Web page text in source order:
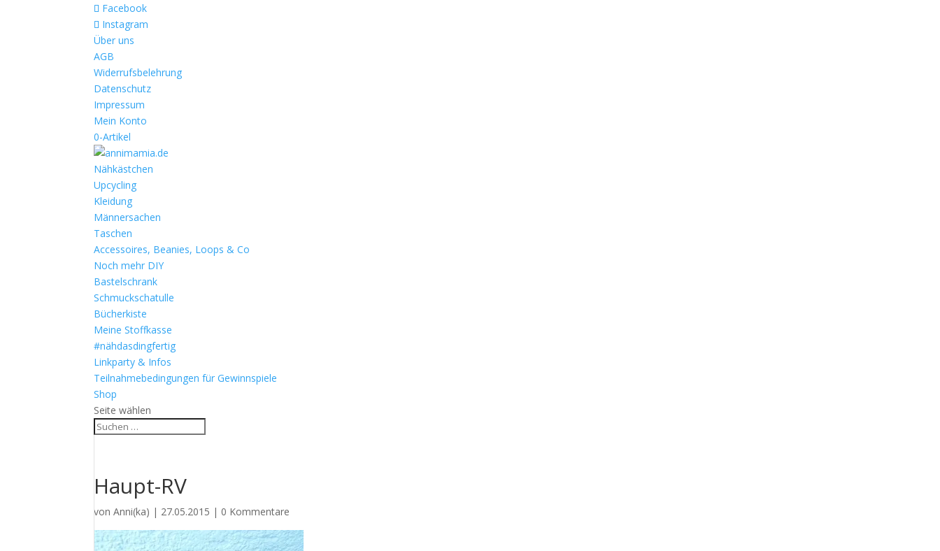
Facebook
Instagram
Über uns
AGB
Widerrufsbelehrung
Datenschutz
Impressum
Mein Konto
0-Artikel
Nähkästchen
Upcycling
Kleidung
Männersachen
Taschen
Accessoires, Beanies, Loops & Co
Noch mehr DIY
Bastelschrank
Schmuckschatulle
Bücherkiste
Meine Stoffkasse
#nähdasdingfertig
Linkparty & Infos
Teilnahmebedingungen für Gewinnspiele
Shop
Seite wählen
Haupt-RV
vonAnni(ka) | 27.05.2015 | 0 Kommentare